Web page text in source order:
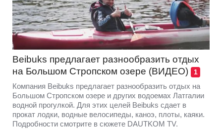
Beibuks предлагает разнообразить отдых
на Большом Стропском озере (ВИДЕО)
1
Компания Beibuks предлагает разнообразить отдых на
Большом Стропском озере и других водоемах Латгалии
водной прогулкой. Для этих целей Beibuks сдает в
прокат лодки, водные велосипеды, каноэ, плоты, каяки.
Подробности смотрите в сюжете DAUTKOM TV.